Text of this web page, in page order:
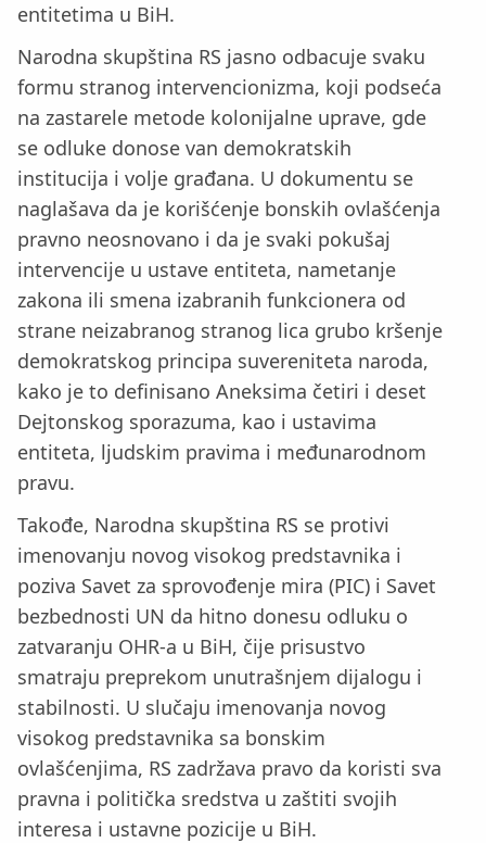
entitetima u BiH.
Narodna skupština RS jasno odbacuje svaku
formu stranog intervencionizma, koji podseća
na zastarele metode kolonijalne uprave, gde
se odluke donose van demokratskih
institucija i volje građana. U dokumentu se
naglašava da je korišćenje bonskih ovlašćenja
pravno neosnovano i da je svaki pokušaj
intervencije u ustave entiteta, nametanje
zakona ili smena izabranih funkcionera od
strane neizabranog stranog lica grubo kršenje
demokratskog principa suvereniteta naroda,
kako je to definisano Aneksima četiri i deset
Dejtonskog sporazuma, kao i ustavima
entiteta, ljudskim pravima i međunarodnom
pravu.
Takođe, Narodna skupština RS se protivi
imenovanju novog visokog predstavnika i
poziva Savet za sprovođenje mira (PIC) i Savet
bezbednosti UN da hitno donesu odluku o
zatvaranju OHR-a u BiH, čije prisustvo
smatraju preprekom unutrašnjem dijalogu i
stabilnosti. U slučaju imenovanja novog
visokog predstavnika sa bonskim
ovlašćenjima, RS zadržava pravo da koristi sva
pravna i politička sredstva u zaštiti svojih
interesa i ustavne pozicije u BiH.